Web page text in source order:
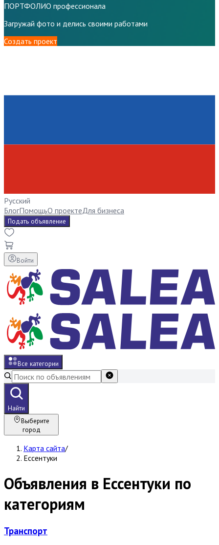
ПОРТФОЛИО профессионала
Загружай фото и делись своими работами
Создать проект
Русский
БлогПомощьО проектеДля бизнеса
Подать объявление
Войти
Все категории
Найти
Выберите
город
Карта сайта/
Ессентуки
Объявления в Ессентуки по
категориям
Транспорт